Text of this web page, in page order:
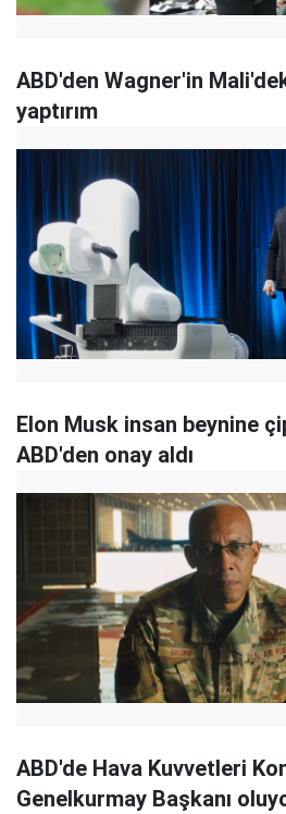
ABD'den Wagner'in
yaptırım
Elon Musk insan beynine
ABD'den onay aldı
ABD'de Hava Kuvvetleri
Genelkurmay Başkanı